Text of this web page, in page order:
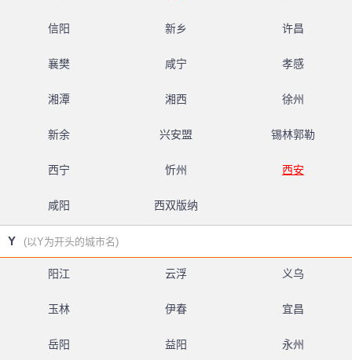
信阳 新乡 许昌
襄樊 咸宁 孝感
湘潭 湘西 徐州
新余 兴安盟 锡林郭勒
西宁 忻州 西安
咸阳 西双版纳
Y (以Y为开头的城市名)
阳江 云浮 义乌
玉林 伊春 宜昌
岳阳 益阳 永州